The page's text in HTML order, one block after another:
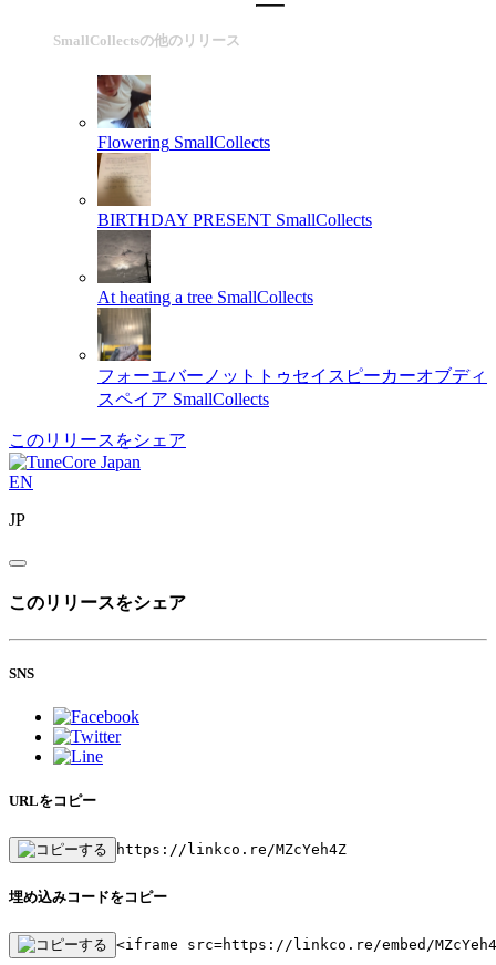
SmallCollectsの他のリリース
Flowering SmallCollects
BIRTHDAY PRESENT SmallCollects
At heating a tree SmallCollects
フォーエバーノットトゥセイスピーカーオブディ
スペイア SmallCollects
このリリースをシェア
EN
JP
このリリースをシェア
SNS
URLをコピー
https://linkco.re/MZcYeh4Z
埋め込みコードをコピー
<iframe src=https://linkco.re/embed/